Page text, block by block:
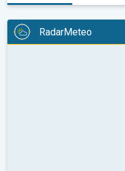
RadarMeteo